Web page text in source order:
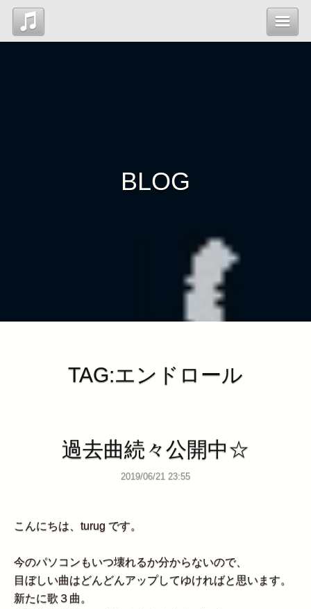
Blog
BLOG
TAG:エンドロール
過去曲続々公開中☆
2019/06/21 23:55
こんにちは、turug です。
今のパソコンもいつ壊れるか分からないので、
目ぼしい曲はどんどんアップしてゆければと思います。
新たに歌３曲。